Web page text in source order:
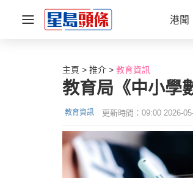
港聞
主頁 推介 教育資訊
教育局《中小學
教育資訊 更新時間：09:00 2026-